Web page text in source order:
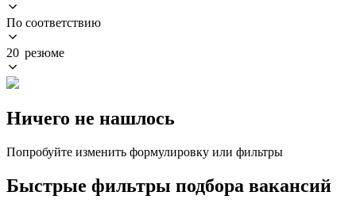
По соответствию
20 резюме
Ничего не нашлось
Попробуйте изменить формулировку или фильтры
Быстрые фильтры подбора вакансий